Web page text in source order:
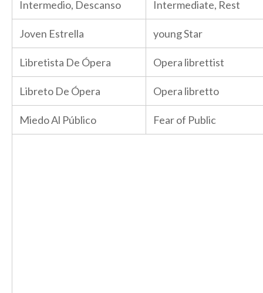
Intermedio, Descanso Intermediate, Rest
Joven Estrella young Star
Libretista De Ópera Opera librettist
Libreto De Ópera Opera libretto
Miedo Al Público Fear of Public